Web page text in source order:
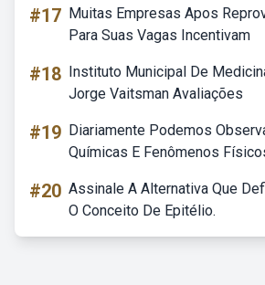
#17 Muitas Empresas Apos
Para Suas Vagas Incentivam
#18 Instituto Municipal De
Jorge Vaitsman Avaliações
#19 Diariamente Podemos
Químicas E Fenômenos
#20 Assinale A Alternativa Que
O Conceito De Epitélio.